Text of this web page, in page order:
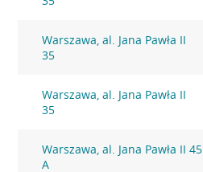
Warszawa, al. Jana Pawła II
35
Warszawa, al. Jana Pawła II
35
Warszawa, al. Jana Pawła II 45
A